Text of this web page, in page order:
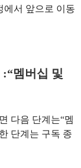
에서 앞으로 이동
멤버십 및
다음 단계는“멤
단계는 구독 종